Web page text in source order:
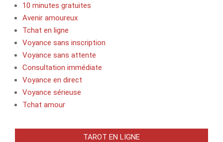
10 minutes gratuites
Avenir amoureux
Tchat en ligne
Voyance sans inscription
Voyance sans attente
Consultation immédiate
Voyance en direct
Voyance sérieuse
Tchat amour
TAROT EN LIGNE